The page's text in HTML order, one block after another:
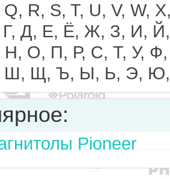
R, S, T, U, V, W,
Д, Е, Ё, Ж, З, И, Й,
О, П, Р, С, Т, У, Ф,
Ш, Щ, Ъ, Ы, Ь, Э,
Pioneer